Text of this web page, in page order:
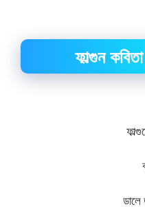
ফাল্গুন
ডালে